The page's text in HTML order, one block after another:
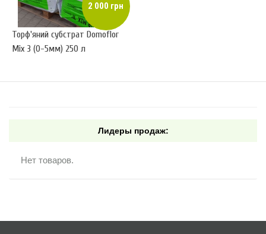
2 000 грн
Торф'яний субстрат Domoflor
Mix 3 (0-5мм) 250 л
Лидеры продаж:
Нет товаров.